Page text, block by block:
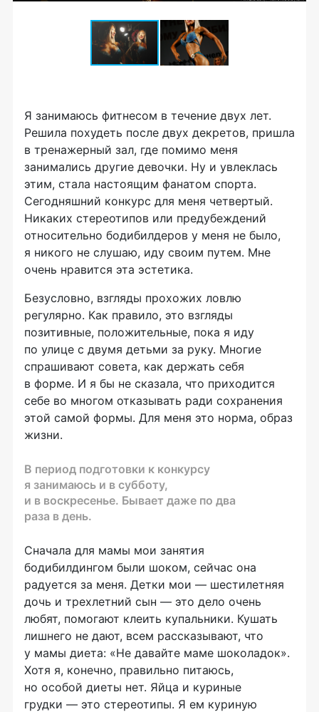
Я занимаюсь фитнесом в течение двух лет.
Решила похудеть после двух декретов, пришла
в тренажерный зал, где помимо меня
занимались другие девочки. Ну и увлеклась
этим, стала настоящим фанатом спорта.
Сегодняшний конкурс для меня четвертый.
Никаких стереотипов или предубеждений
относительно бодибилдеров у меня не было,
я никого не слушаю, иду своим путем. Мне
очень нравится эта эстетика.
Безусловно, взгляды прохожих ловлю
регулярно. Как правило, это взгляды
позитивные, положительные, пока я иду
по улице с двумя детьми за руку. Многие
спрашивают совета, как держать себя
в форме. И я бы не сказала, что приходится
себе во многом отказывать ради сохранения
этой самой формы. Для меня это норма, образ
жизни.
В период подготовки к конкурсу
я занимаюсь и в субботу,
и в воскресенье. Бывает даже по два
раза в день.
Сначала для мамы мои занятия
бодибилдингом были шоком, сейчас она
радуется за меня. Детки мои — шестилетняя
дочь и трехлетний сын — это дело очень
любят, помогают клеить купальники. Кушать
лишнего не дают, всем рассказывают, что
у мамы диета: «Не давайте маме шоколадок».
Хотя я, конечно, правильно питаюсь,
но особой диеты нет. Яйца и куриные
грудки — это стереотипы. Я ем куриную